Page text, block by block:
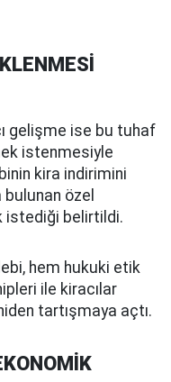
gelişme ise bu tuhaf
istenmesiyle
kira indirimini
özel
istediği belirtildi.
hem hukuki etik
ile kiracılar
tartışmaya açtı.